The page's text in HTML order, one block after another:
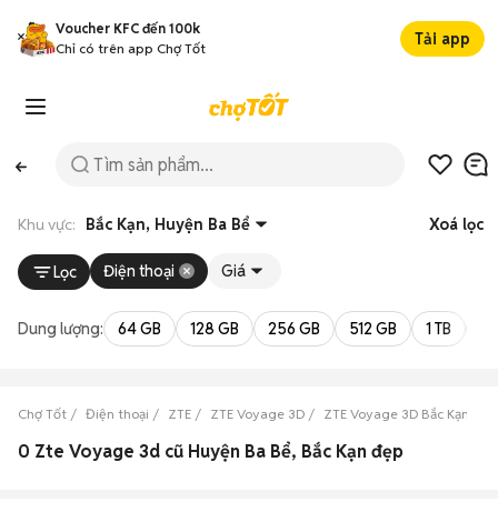
Voucher KFC đến 100k
Chỉ có trên app Chợ Tốt
Tải app
Khu vực: Bắc Kạn, Huyện Ba Bể Xoá lọc
Lọc Điện thoại Giá
Dung lượng: 64 GB 128 GB 256 GB 512 GB 1 TB
Chợ Tốt Điện thoại ZTE ZTE Voyage 3D ZTE Voyage 3D Bắc Kạn
0 Zte Voyage 3d cũ Huyện Ba Bể, Bắc Kạn đẹp